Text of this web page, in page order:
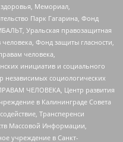
Мемориал,
Парк Гагарина, Фонд
Уральская правозащитная
Фонд защиты гласности,
человека,
инициатив и социального
независимых социологических
ЧЕЛОВЕКА, Центр развития
в Калининграде Совета
Трансперенси
Массовой Информации,
учреждение в Санкт-